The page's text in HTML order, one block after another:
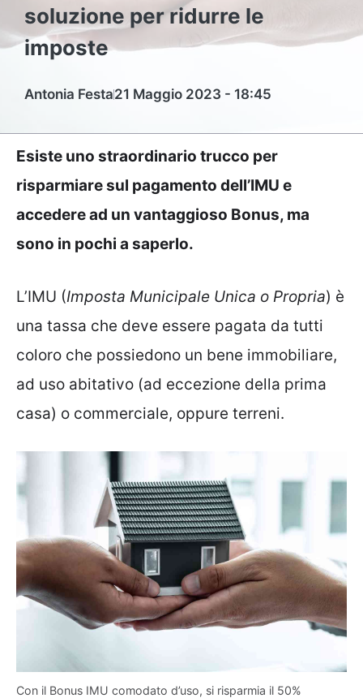
soluzione per ridurre le
imposte
Antonia Festa21 Maggio 2023 - 18:45
Esiste uno straordinario trucco per
risparmiare sul pagamento dell’IMU e
accedere ad un vantaggioso Bonus, ma
sono in pochi a saperlo.
L’IMU (Imposta Municipale Unica o Propria) è
una tassa che deve essere pagata da tutti
coloro che possiedono un bene immobiliare,
ad uso abitativo (ad eccezione della prima
casa) o commerciale, oppure terreni.
Con il Bonus IMU comodato d’uso, si risparmia il 50%